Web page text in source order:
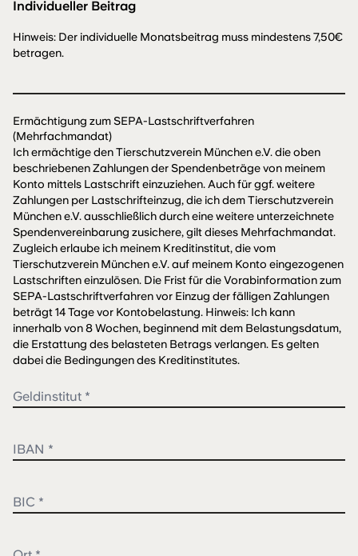
Individueller Beitrag
Hinweis: Der individuelle Monatsbeitrag muss mindestens 7,50€
betragen.
Ermächtigung zum SEPA-Lastschriftverfahren
(Mehrfachmandat)
Ich ermächtige den Tierschutzverein München e.V. die oben
beschriebenen Zahlungen der Spendenbeträge von meinem
Konto mittels Lastschrift einzuziehen. Auch für ggf. weitere
Zahlungen per Lastschrifteinzug, die ich dem Tierschutzverein
München e.V. ausschließlich durch eine weitere unterzeichnete
Spendenvereinbarung zusichere, gilt dieses Mehrfachmandat.
Zugleich erlaube ich meinem Kreditinstitut, die vom
Tierschutzverein München e.V. auf meinem Konto eingezogenen
Lastschriften einzulösen. Die Frist für die Vorabinformation zum
SEPA-Lastschriftverfahren vor Einzug der fälligen Zahlungen
beträgt 14 Tage vor Kontobelastung. Hinweis: Ich kann
innerhalb von 8 Wochen, beginnend mit dem Belastungsdatum,
die Erstattung des belasteten Betrags verlangen. Es gelten
dabei die Bedingungen des Kreditinstitutes.